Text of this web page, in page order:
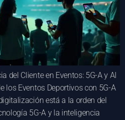
del Cliente en Eventos: 5G-A y AI
los Eventos Deportivos con 5G-A
está a la orden del
5G-A y la inteligencia